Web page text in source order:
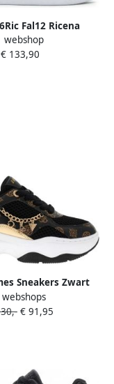
Fal12 Ricena
Wit Dames
webshop
€ 133,90
Sneakers Zwart
BLKBR Harpaa
€ 91,95